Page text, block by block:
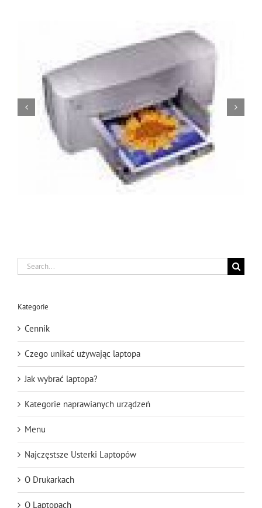
Serwis Hp 1200, Naprawa Hp 1200
Search
for:
Kategorie
Cennik
Czego unikać używając laptopa
Jak wybrać laptopa?
Kategorie naprawianych urządzeń
Menu
Najczęstsze Usterki Laptopów
O Drukarkach
O Laptopach